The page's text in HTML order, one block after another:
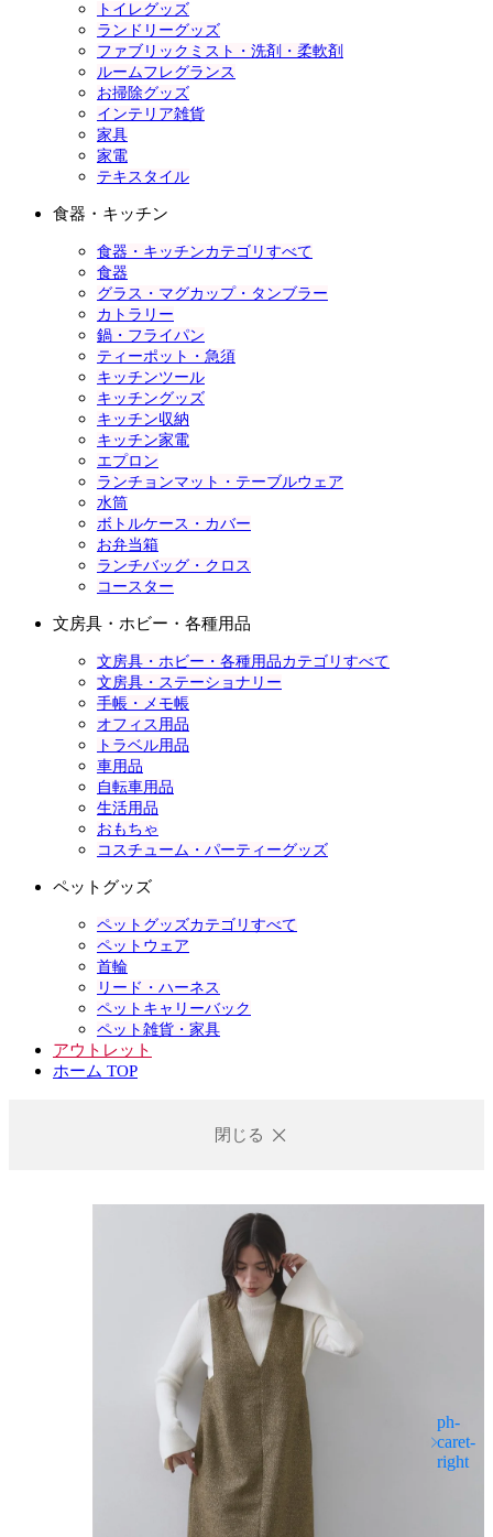
トイレグッズ
ランドリーグッズ
ファブリックミスト・洗剤・柔軟剤
ルームフレグランス
お掃除グッズ
インテリア雑貨
家具
家電
テキスタイル
食器・キッチン
食器・キッチンカテゴリすべて
食器
グラス・マグカップ・タンブラー
カトラリー
鍋・フライパン
ティーポット・急須
キッチンツール
キッチングッズ
キッチン収納
キッチン家電
エプロン
ランチョンマット・テーブルウェア
水筒
ボトルケース・カバー
お弁当箱
ランチバッグ・クロス
コースター
文房具・ホビー・各種用品
文房具・ホビー・各種用品カテゴリすべて
文房具・ステーショナリー
手帳・メモ帳
オフィス用品
トラベル用品
車用品
自転車用品
生活用品
おもちゃ
コスチューム・パーティーグッズ
ペットグッズ
ペットグッズカテゴリすべて
ペットウェア
首輪
リード・ハーネス
ペットキャリーバック
ペット雑貨・家具
アウトレット
ホーム TOP
閉じる